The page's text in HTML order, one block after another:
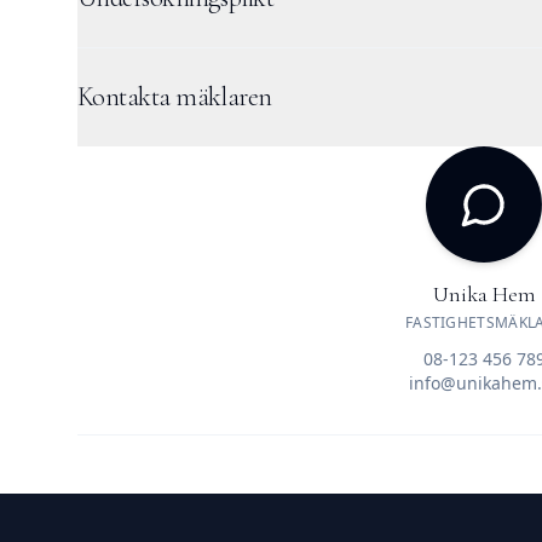
Kontakta mäklaren
Unika Hem
08-123 456